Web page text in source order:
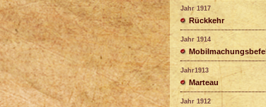
Jahr 1917
Rückkehr
Jahr 1914
Jahr1913
Marteau
Jahr 1912